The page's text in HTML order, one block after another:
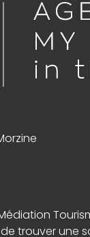
trouver une